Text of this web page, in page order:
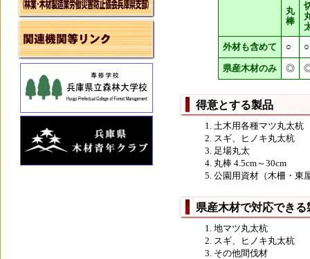
丸
棒
外材も含めて
○ ○
県産木材のみ ◎
得意とする製品
土木用各種マツ丸太杭
スギ、ヒノキ丸太杭
足場丸太
丸棒 4.5cm～30cm
公園用資材（木柵・東
県産木材で対応できる
地マツ丸太杭
スギ、ヒノキ丸太杭
その他間伐材